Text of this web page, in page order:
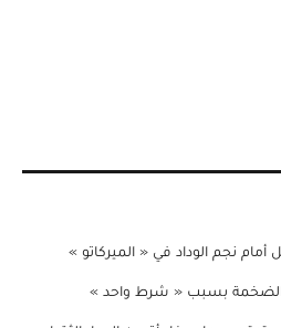
نجم الوداد في « الميركاتو »
الضخمة بسبب « شرط واحد »